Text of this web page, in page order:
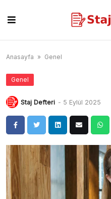
content
Anasayfa » Genel
Genel
Staj Defteri - 5 Eylül 2025